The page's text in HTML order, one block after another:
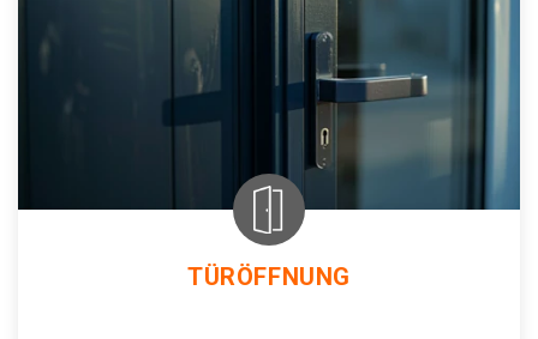
TÜRÖFFNUNG